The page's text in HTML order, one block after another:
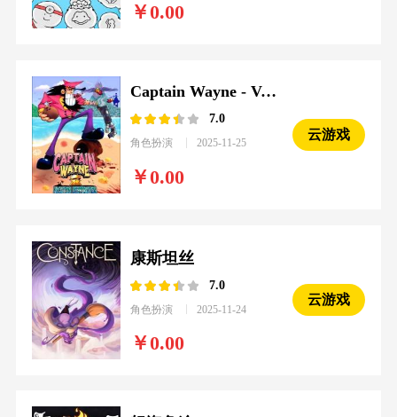
0.00
Captain Wayne - Vacation Desperation
7.0
角色扮演 2025-11-25
0.00
云游戏
康斯坦丝
7.0
角色扮演 2025-11-24
0.00
云游戏